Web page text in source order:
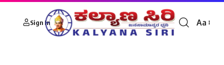
Sign In
Font
Aa